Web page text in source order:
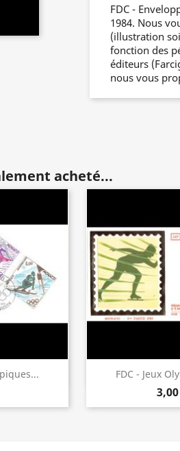
FDC -
1984. Nous
(illustration
fonction des
éditeurs
nous vous
acheté...
FDC - Jeux
